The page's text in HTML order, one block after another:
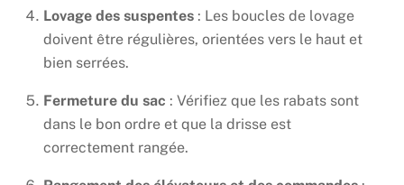
Lovage des suspentes : Les boucles de lovage
doivent être régulières, orientées vers le haut et
bien serrées.
Fermeture du sac : Vérifiez que les rabats sont
dans le bon ordre et que la drisse est
correctement rangée.